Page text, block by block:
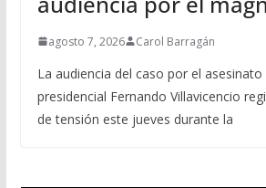
agosto 7, 2026 Carol Barragán
La audiencia del caso por el
presidencial Fernando Villavicencio
de tensión este jueves durante la